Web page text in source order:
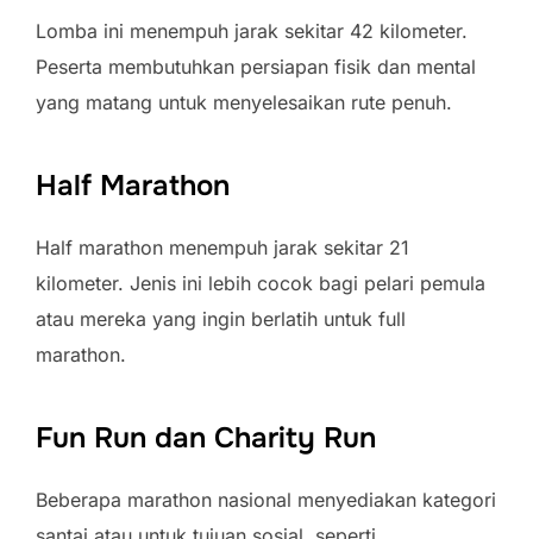
Lomba ini menempuh jarak sekitar 42 kilometer.
Peserta membutuhkan persiapan fisik dan mental
yang matang untuk menyelesaikan rute penuh.
Half Marathon
Half marathon menempuh jarak sekitar 21
kilometer. Jenis ini lebih cocok bagi pelari pemula
atau mereka yang ingin berlatih untuk full
marathon.
Fun Run dan Charity Run
Beberapa marathon nasional menyediakan kategori